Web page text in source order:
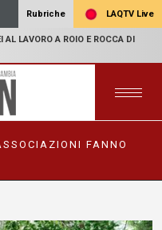
Rubriche LAQTV Live
AL LAVORO A ROIO E ROCCA DI
FANNO